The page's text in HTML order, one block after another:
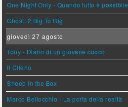
One Night Only - Quando tutto è possibile
Ghost: 2 Big To Rig
giovedì 27 agosto
Tony - Diario di un giovane cuoco
Il Cileno
Sheep in the Box
Marco Bellocchio - La porta della realtà